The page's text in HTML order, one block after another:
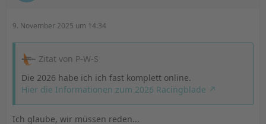
9. November 2025 um 14:34
Zitat von P-W-S
Die 2026 habe ich ich fast komplett online.
Hier die Informationen zum 2026 Racingblade
Ich glaube, wir müssen reden...